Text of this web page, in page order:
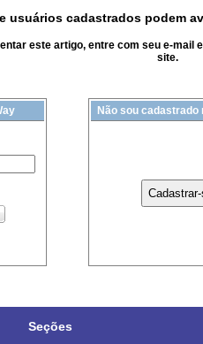
usuários cadastrados podem
este artigo, entre com seu e-mail
site.
Não sou cadastrado
Seções